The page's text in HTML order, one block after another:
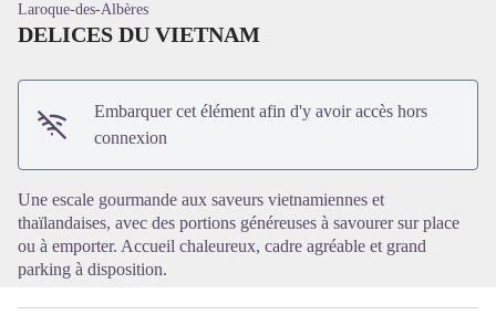
Voir l'image en plein écran
Laroque-des-Albères
DELICES DU VIETNAM
Embarquer cet élément afin d'y avoir accès hors
connexion
Une escale gourmande aux saveurs vietnamiennes et
thaïlandaises, avec des portions généreuses à savourer sur place
ou à emporter. Accueil chaleureux, cadre agréable et grand
parking à disposition.